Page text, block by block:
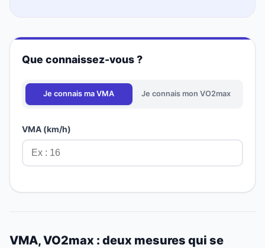
Que connaissez-vous ?
Je connais ma VMA Je connais mon VO2max
VMA (km/h)
VMA, VO2max : deux mesures qui se